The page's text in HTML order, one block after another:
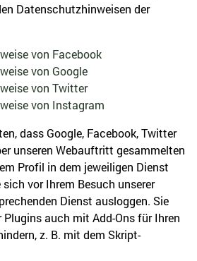
Datenschutzhinweisen der
von Facebook
von Google
von Twitter
von Instagram
dass Google, Facebook, Twitter
unseren Webauftritt gesammelten
Profil in dem jeweiligen Dienst
vor Ihrem Besuch unserer
Dienst ausloggen. Sie
Plugins auch mit Add-Ons für Ihren
z. B. mit dem Skript-